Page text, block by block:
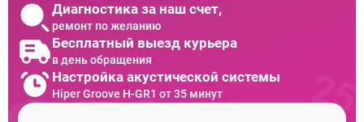
Диагностика за наш счет,
ремонт по желанию
Бесплатный выезд курьера
в день обращения
Настройка акустической системы
Hiper Groove H-GR1 от 35 минут